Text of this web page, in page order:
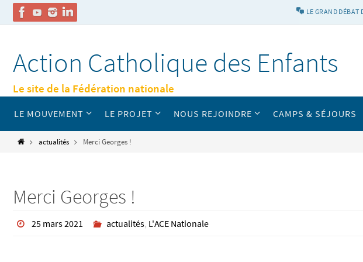
contenu
LE GRAND DÉBAT
Action Catholique des Enfants
Le site de la Fédération nationale
contenu
LE MOUVEMENT LE PROJET NOUS REJOINDRE CAMPS & SÉJOURS
Homeactualités Merci Georges !
Merci Georges !
25 mars 2021 actualités, L'ACE Nationale